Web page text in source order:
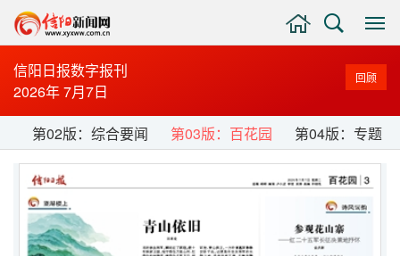
显
示
与
隐
侧
边
栏
搜
索
主
页
信阳日报数字报刊
2026年 7月7日
回顾
第02版：综合要闻 第03版：百花园 第04版：专题